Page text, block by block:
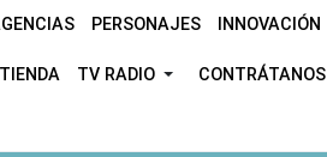
PERSONAJES INNOVACIÓN
TIENDA TV RADIO CONTRÁTANOS